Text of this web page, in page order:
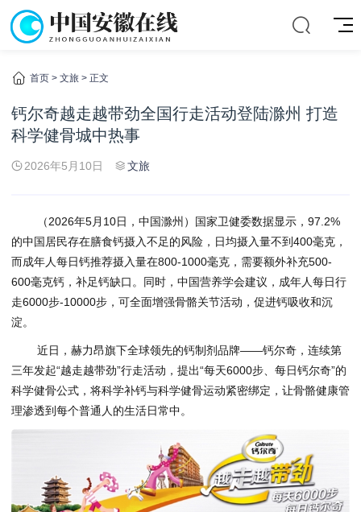
首页 > 文旅 > 正文
钙尔奇越走越带劲全国行走活动登陆滁州 打造
科学健骨城中热事
2026年5月10日 文旅
（2026年5月10日，中国滁州）国家卫健委数据显示，97.2%
的中国居民存在膳食钙摄入不足的风险，日均摄入量不到400毫克，
而成年人每日钙推荐摄入量在800-1000毫克，需要额外补充500-
600毫克钙，补足钙缺口。同时，中国营养学会建议，成年人每日行
走6000步-10000步，可全面增强骨骼关节活动，促进钙吸收和沉
淀。
近日，赫力昂旗下全球领先的钙制剂品牌——钙尔奇，连续第
三年发起“越走越带劲”行走活动，提出“每天6000步、每日钙尔奇”的
科学健骨公式，将科学补钙与科学健骨运动紧密绑定，让骨骼健康管
理渗透到每个普通人的生活日常中。